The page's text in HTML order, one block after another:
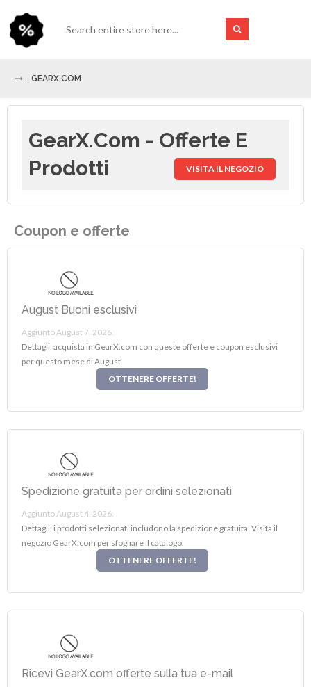
GEARX.COM
GearX.com - Offerte E
Prodotti
VISITA IL NEGOZIO
Coupon e offerte
August Buoni esclusivi
Aggiunto August 7, 2026.
Dettagli: acquista in GearX.com con queste offerte e coupon esclusivi
per questo mese di August.
OTTENERE OFFERTE!
Spedizione gratuita per ordini selezionati
Aggiunto August 4, 2026.
Dettagli: i prodotti selezionati includono la spedizione gratuita. Visita il
negozio GearX.com per sfogliare il catalogo.
OTTENERE OFFERTE!
Ricevi GearX.com offerte sulla tua e-mail